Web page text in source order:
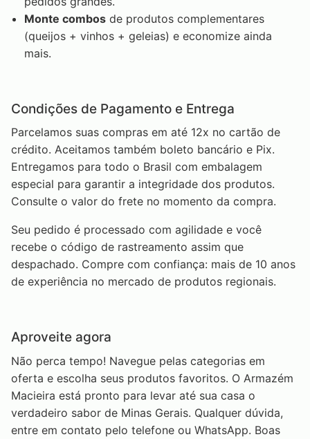
Monte combos de produtos complementares
(queijos + vinhos + geleias) e economize ainda
mais.
Condições de Pagamento e Entrega
Parcelamos suas compras em até 12x no cartão de
crédito. Aceitamos também boleto bancário e Pix.
Entregamos para todo o Brasil com embalagem
especial para garantir a integridade dos produtos.
Consulte o valor do frete no momento da compra.
Seu pedido é processado com agilidade e você
recebe o código de rastreamento assim que
despachado. Compre com confiança: mais de 10 anos
de experiência no mercado de produtos regionais.
Aproveite agora
Não perca tempo! Navegue pelas categorias em
oferta e escolha seus produtos favoritos. O Armazém
Macieira está pronto para levar até sua casa o
verdadeiro sabor de Minas Gerais. Qualquer dúvida,
entre em contato pelo telefone ou WhatsApp. Boas